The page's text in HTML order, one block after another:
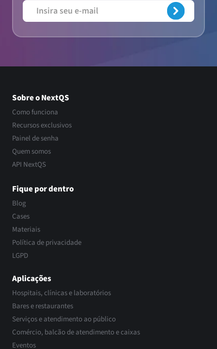
Sobre o NextQS
Como funciona
Recursos exclusivos
Painel de senha
Quem somos
API NextQS
Fique por dentro
Blog
Cases
Materiais
Política de privacidade
LGPD
Aplicações
Hospitais, clínicas e laboratórios
Bares e restaurantes
Serviços e atendimento ao público
Comércio, balcão de atendimento e caixas
Eventos